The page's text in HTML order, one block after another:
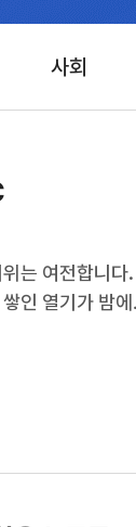
사회
는 여전합니다.
인 열기가 밤에
날씨가 이어지